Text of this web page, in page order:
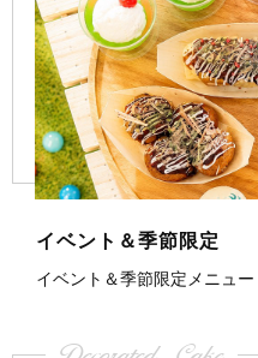
イベント＆季節限定
イベント＆季節限定メニュー